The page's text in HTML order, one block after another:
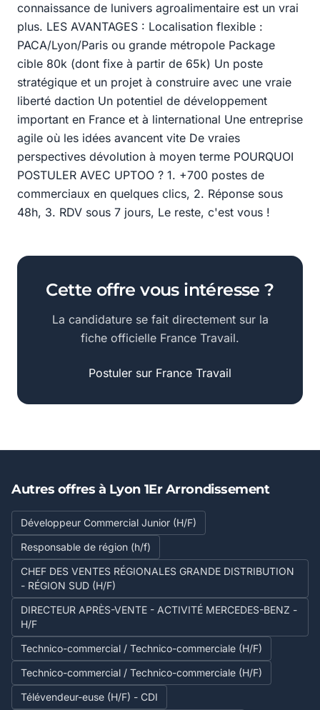
connaissance de lunivers agroalimentaire est un vrai
plus. LES AVANTAGES : Localisation flexible :
PACA/Lyon/Paris ou grande métropole Package
cible 80k (dont fixe à partir de 65k) Un poste
stratégique et un projet à construire avec une vraie
liberté daction Un potentiel de développement
important en France et à linternational Une entreprise
agile où les idées avancent vite De vraies
perspectives dévolution à moyen terme POURQUOI
POSTULER AVEC UPTOO ? 1. +700 postes de
commerciaux en quelques clics, 2. Réponse sous
48h, 3. RDV sous 7 jours, Le reste, c'est vous !
Cette offre vous intéresse ?
La candidature se fait directement sur la
fiche officielle France Travail.
Postuler sur France Travail
Autres offres à Lyon 1Er Arrondissement
Développeur Commercial Junior (H/F)
Responsable de région (h/f)
CHEF DES VENTES RÉGIONALES GRANDE DISTRIBUTION
- RÉGION SUD (H/F)
DIRECTEUR APRÈS-VENTE - ACTIVITÉ MERCEDES-BENZ -
H/F
Technico-commercial / Technico-commerciale (H/F)
Technico-commercial / Technico-commerciale (H/F)
Télévendeur-euse (H/F) - CDI